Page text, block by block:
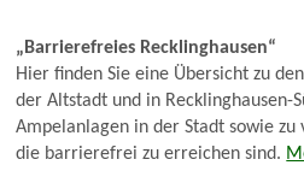
„Barrierefreies Recklinghausen“
Hier finden Sie eine Übersicht zu
der Altstadt und in Recklinghausen-
Ampelanlagen in der Stadt sowie zu
die barrierefrei zu erreichen sind.